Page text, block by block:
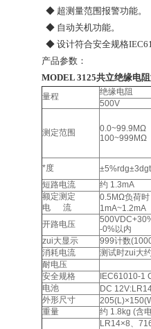
◆ 超测量范围报警功能。
◆ 自动关机功能。
◆ 设计符合安全规格
产品参数：
MODEL 3125共立绝缘电
量程
绝缘电阻
500V
测定范围
0.0~99.9MΩ
100~999MΩ
*度
±5%rdg±3dgt
短路电流
约 1.3mA
额定测定
电 流
0.5MΩ负荷时
1mA~1.2mA
开路电压
-0%以内
zui大显示
999计数
消耗电流
测试时zui大
耐电压
安全规格
IEC61010-1
电池
DC
外形尺寸
重量
约 1.8kg (含
LR14×8、